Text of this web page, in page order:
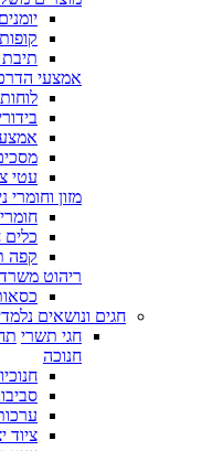
תיבת
אמצעי
עטי
מזון וחומרי
חומרי
כלים
קפה
ריהוט
חגים ונושאים
חגי תשרי
חנוכה
ציוד